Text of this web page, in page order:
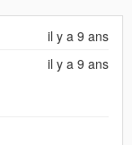
il y a 9 ans
il y a 9 ans